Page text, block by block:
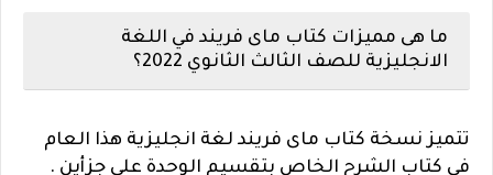
ما هى مميزات كتاب ماى فريند في اللغة
الانجليزية للصف الثالث الثانوي 2022؟
تتميز نسخة كتاب ماى فريند لغة انجليزية هذا العام
في كتاب الشرح الخاص بتقسيم الوحدة على جزأين .